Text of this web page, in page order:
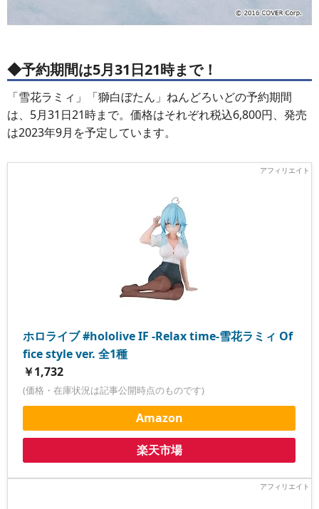
◆予約期間は5月31日21時まで！
「雪花ラミィ」「獅白ぼたん」ねんどろいどの予約期間
は、5月31日21時まで。価格はそれぞれ税込6,800円、発売
は2023年9月を予定しています。
ホロライブ #hololive IF -Relax time-雪花ラミィ Of
fice style ver. 全1種
￥1,732
(価格・在庫状況は記事公開時点のものです)
Amazon
楽天市場